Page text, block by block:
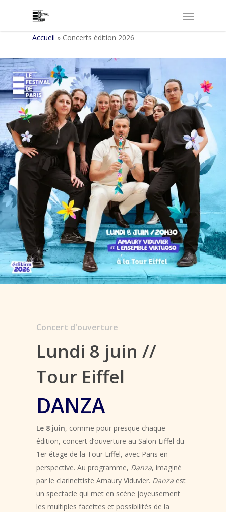
Accueil » Concerts édition 2026
Concert d'ouverture
Lundi 8 juin //
Tour Eiffel
DANZA
Le 8 juin, comme pour presque chaque
édition, concert d’ouverture au Salon Eiffel du
1er étage de la Tour Eiffel, avec Paris en
perspective. Au programme, Danza, imaginé
par le clarinettiste Amaury Viduvier. Danzaest
un spectacle qui met en scène joyeusement
les multiples facettes et possibilités de la